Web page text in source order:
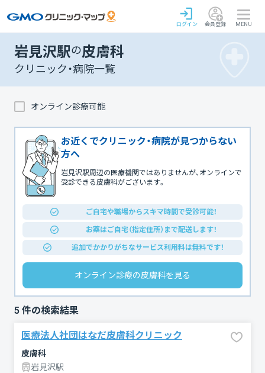
ログイン 会員登録 MENU
岩見沢駅の皮膚科
クリニック・病院一覧
オンライン診療可能
お近くでクリニック・病院が見つからない
方へ
岩見沢駅周辺の医療機関ではありませんが、オンラインで
受診できる皮膚科がございます。
ご自宅や職場からスキマ時間で受診可能！
お薬はご自宅（指定住所）まで配送します！
追加でかかりがちなサービス利用料は無料です！
オンライン診療の皮膚科を見る
5 件の検索結果
医療法人社団はなだ皮膚科クリニック
皮膚科
岩見沢駅